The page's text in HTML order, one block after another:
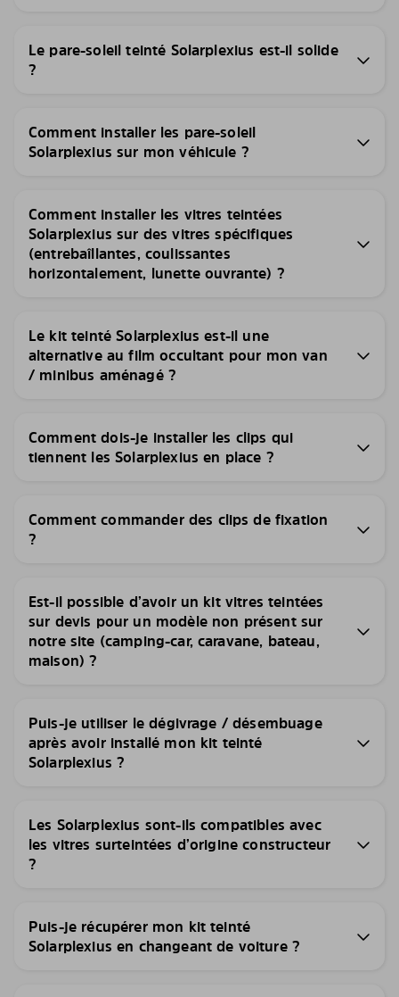
Le pare-soleil teinté Solarplexius est-il solide
?
Comment installer les pare-soleil
Solarplexius sur mon véhicule ?
Comment installer les vitres teintées
Solarplexius sur des vitres spécifiques
(entrebaîllantes, coulissantes
horizontalement, lunette ouvrante) ?
Le kit teinté Solarplexius est-il une
alternative au film occultant pour mon van
/ minibus aménagé ?
Comment dois-je installer les clips qui
tiennent les Solarplexius en place ?
Comment commander des clips de fixation
?
Est-il possible d’avoir un kit vitres teintées
sur devis pour un modèle non présent sur
notre site (camping-car, caravane, bateau,
maison) ?
Puis-je utiliser le dégivrage / désembuage
après avoir installé mon kit teinté
Solarplexius ?
Les Solarplexius sont-ils compatibles avec
les vitres surteintées d’origine constructeur
?
Puis-je récupérer mon kit teinté
Solarplexius en changeant de voiture ?